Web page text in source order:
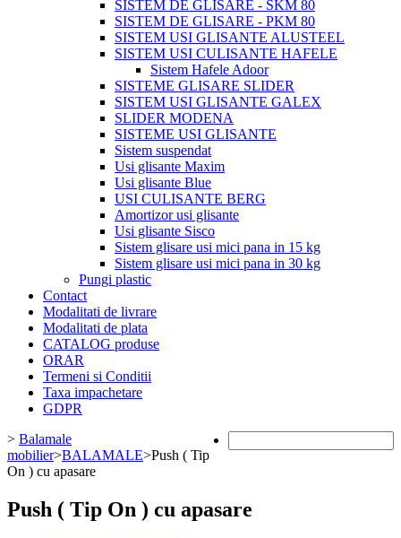
SISTEM DE GLISARE - SKM 80
SISTEM DE GLISARE - PKM 80
SISTEM USI GLISANTE ALUSTEEL
SISTEM USI CULISANTE HAFELE
Sistem Hafele Adoor
SISTEME GLISARE SLIDER
SISTEM USI GLISANTE GALEX
SLIDER MODENA
SISTEME USI GLISANTE
Sistem suspendat
Usi glisante Maxim
Usi glisante Blue
USI CULISANTE BERG
Amortizor usi glisante
Usi glisante Sisco
Sistem glisare usi mici pana in 15 kg
Sistem glisare usi mici pana in 30 kg
Pungi plastic
Contact
Modalitati de livrare
Modalitati de plata
CATALOG produse
ORAR
Termeni si Conditii
Taxa impachetare
GDPR
> Balamale
mobilier>BALAMALE>Push ( Tip
On ) cu apasare
Push ( Tip On ) cu apasare